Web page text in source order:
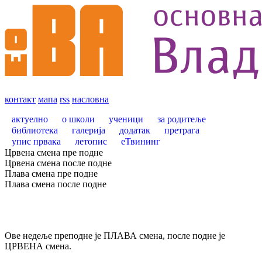
контакт мапа rss насловна
актуелно
о школи ученици
за родитеље
библиотека
галерија додатак
претрага
упис првака
летопис
еТвининг
Црвена смена пре подне
Црвена смена после подне
Плава смена пре подне
Плава смена после подне
Ове недеље преподне је ПЛАВА смена, после подне је
ЦРВЕНА смена.